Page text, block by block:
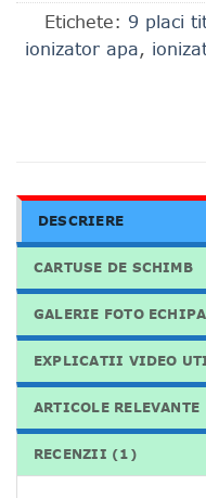
Etichete: 9 placi
ionizator apa,
DESCRIERE
CARTUSE DE SCHIMB
GALERIE FOTO
EXPLICATII VIDEO
ARTICOLE RELEVANTE
RECENZII (1)